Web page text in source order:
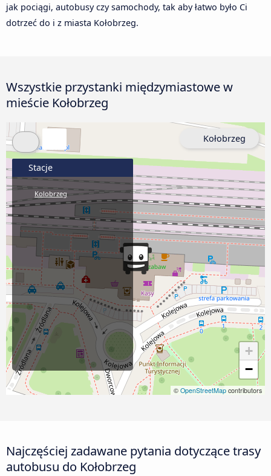
jak pociągi, autobusy czy samochody, tak aby łatwo było Ci
dotrzeć do i z miasta Kołobrzeg.
Wszystkie przystanki międzymiastowe w
mieście Kołobrzeg
+
−
© OpenStreetMap contributors
Stacje
Kolobrzeg
Kołobrzeg
Najczęściej zadawane pytania dotyczące trasy
autobusu do Kołobrzeg